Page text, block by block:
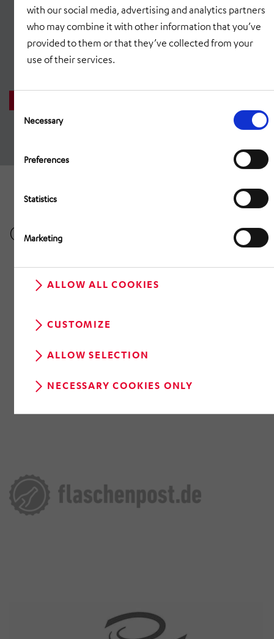
with our social media, advertising and analytics partners
who may combine it with other information that you’ve
provided to them or that they’ve collected from your
use of their services.
Selection
Necessary
Preferences
Statistics
Marketing
ALLOW ALL COOKIES
CUSTOMIZE
ALLOW SELECTION
NECESSARY COOKIES ONLY
Outlook: The course for the future is being set
today
Our top references